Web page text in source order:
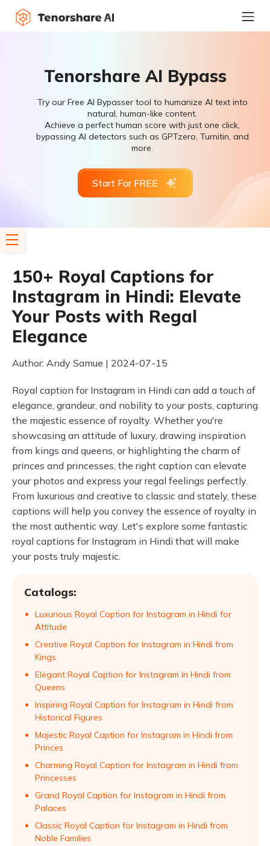
Tenorshare AI Bypass
Try our Free AI Bypasser tool to humanize AI text into
natural, human-like content.
Achieve a perfect human score with just one click,
bypassing AI detectors such as GPTzero, Turnitin, and
more.
Start For FREE
150+ Royal Captions for
Instagram in Hindi: Elevate
Your Posts with Regal
Elegance
Author: Andy Samue | 2024-07-15
Royal caption for Instagram in Hindi can add a touch of
elegance, grandeur, and nobility to your posts, capturing
the majestic essence of royalty. Whether you're
showcasing an attitude of luxury, drawing inspiration
from kings and queens, or highlighting the charm of
princes and princesses, the right caption can elevate
your photos and express your regal feelings perfectly.
From luxurious and creative to classic and stately, these
captions will help you convey the essence of royalty in
the most authentic way. Let's explore some fantastic
royal captions for Instagram in Hindi that will make
your posts truly majestic.
Catalogs:
Luxurious Royal Caption for Instagram in Hindi for
Attitude
Creative Royal Caption for Instagram in Hindi from
Kings
Elegant Royal Caption for Instagram in Hindi from
Queens
Inspiring Royal Caption for Instagram in Hindi from
Historical Figures
Majestic Royal Caption for Instagram in Hindi from
Princes
Charming Royal Caption for Instagram in Hindi from
Princesses
Grand Royal Caption for Instagram in Hindi from
Palaces
Classic Royal Caption for Instagram in Hindi from
Noble Families